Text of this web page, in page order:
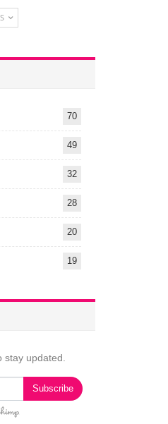
70
49
32
28
20
19
updated.
Subscribe